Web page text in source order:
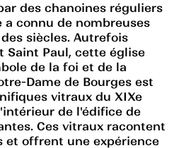
des chanoines réguliers
connu de nombreuses
siècles. Autrefois
Saint Paul, cette église
de la foi et de la
Dame de Bourges est
vitraux du XIXe
de l'édifice de
Ces vitraux racontent
et offrent une expérience